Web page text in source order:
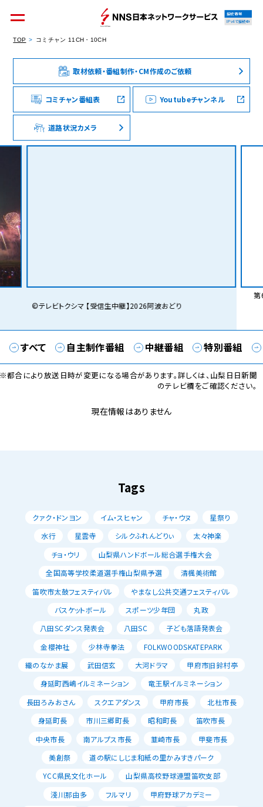
個人のお客様 集合住宅オーナーの方
法人のお客様 料金シミュレーション
接続情報
IPv4で接続中
TOP コミチャン 11CH・10CH
取材依頼・番組制作・CM作成のご依頼
コミチャン番組表 Youtubeチャンネル
道路状況カメラ
©テレビトクシマ 【受信生中継】2026阿波おどり
第
すべて 自主制作番組 中継番組 特別番組
都合により放送日時が変更になる場合があります。詳しくは、山梨日日新聞
のテレビ欄をご確認ください。
現在情報はありません
Tags
クァク・ドンヨン イム・スヒャン チャ・ウヌ
星祭り
水行
星雲寺 シルクふれんどりぃ
太々神楽
チョ・ウリ
山梨県ハンドボール総合選手権大会
全国高等学校柔道選手権山梨県予選
清楓美術館
笛吹市太鼓フェスティバル
やまなし公共交通フェスティバル
バスケットボール
スポーツ少年団
丸政
八田SCダンス発表会
八田SC
子ども落語発表会
金櫻神社
少林寺拳法
FOLKWOODSKATEPARK
織のなかま展
武田信玄 大河ドラマ
甲府市旧鈴村亭
身延町西嶋イルミネーション
竜王駅イルミネーション
長田ろみおさん
スクエアダンス 甲府市長
北杜市長
身延町長
市川三郷町長 昭和町長
笛吹市長
中央市長
南アルプス市長 韮崎市長
甲斐市長
美創祭
道の駅にしじま和紙の里かみすきパーク
YCC県民文化ホール
山梨県高校野球連盟笛吹支部
淺川那由多
フルマリ
甲府野球アカデミー